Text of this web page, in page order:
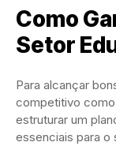
Como
Setor
Para alcançar
competitivo como
estruturar um
essenciais para o